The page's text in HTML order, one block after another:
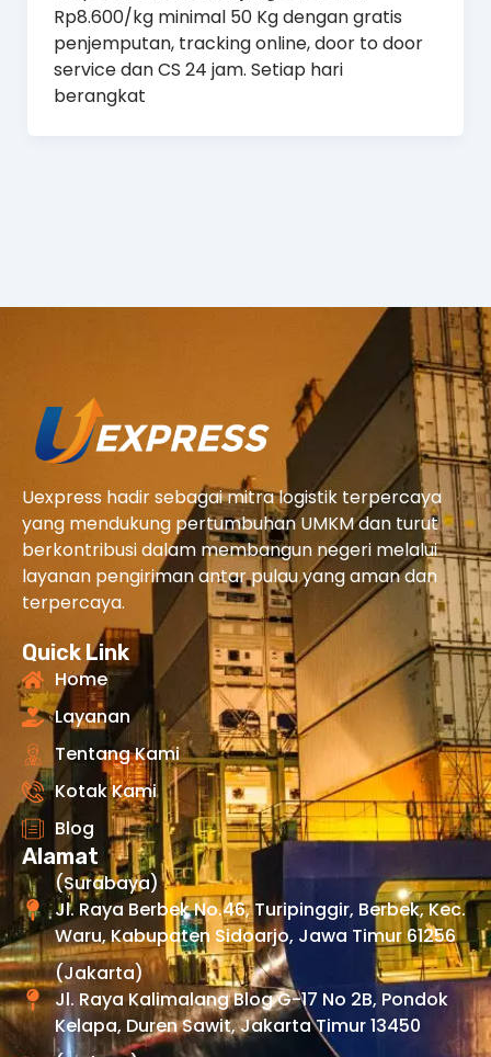
Rp8.600/kg minimal 50 Kg dengan gratis
penjemputan, tracking online, door to door
service dan CS 24 jam. Setiap hari
berangkat
Uexpress hadir sebagai mitra logistik terpercaya
yang mendukung pertumbuhan UMKM dan turut
berkontribusi dalam membangun negeri melalui
layanan pengiriman antar pulau yang aman dan
terpercaya.
Quick Link
Home
Layanan
Tentang Kami
Kotak Kami
Blog
Alamat
(Surabaya)
Jl. Raya Berbek No.46, Turipinggir, Berbek, Kec.
Waru, Kabupaten Sidoarjo, Jawa Timur 61256
(Jakarta)
Jl. Raya Kalimalang Blog G-17 No 2B, Pondok
Kelapa, Duren Sawit, Jakarta Timur 13450